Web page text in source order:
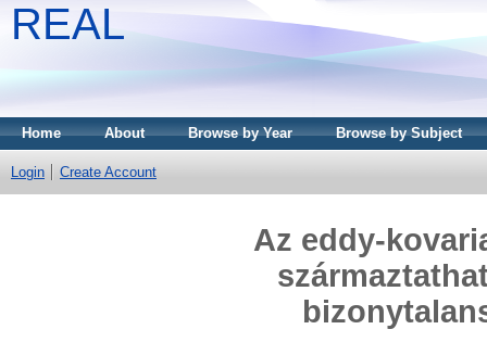
REAL
Home About Browse by Year Browse by Subject
Login Create Account
Az eddy-